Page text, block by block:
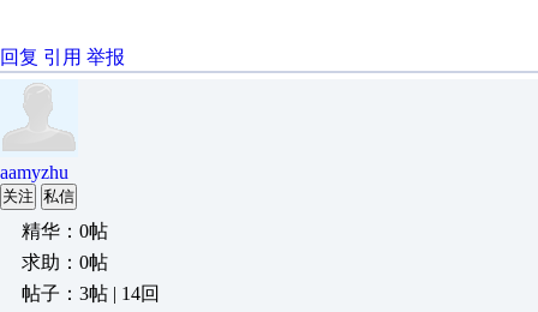
回复 引用 举报
aamyzhu
关注 私信
精华：0帖
求助：0帖
帖子：3帖 | 14回